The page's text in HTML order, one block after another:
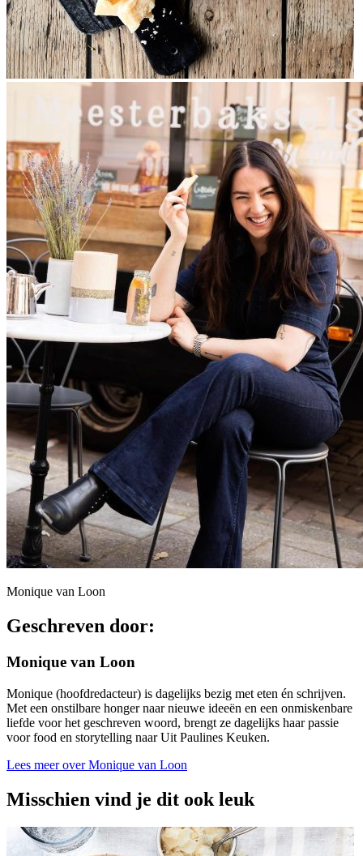
Monique van Loon
Geschreven door:
Monique van Loon
Monique (hoofdredacteur) is dagelijks bezig met eten én schrijven.
Met een onstilbare honger naar nieuwe ideeën en een onmiskenbare
liefde voor het geschreven woord, brengt ze dagelijks haar passie
voor food en storytelling naar Uit Paulines Keuken.
Lees meer over Monique van Loon
Misschien vind je dit ook leuk